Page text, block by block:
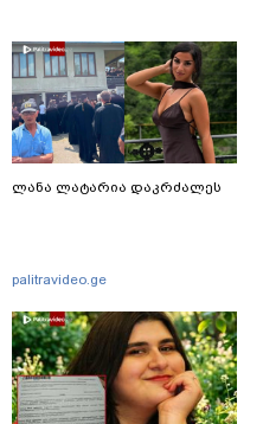
ლანა ლატარია დაკრძალეს
palitravideo.ge